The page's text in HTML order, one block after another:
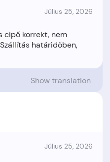
Július 25, 2026
cipő korrekt, nem
határidőben,
Show translation
Július 25, 2026